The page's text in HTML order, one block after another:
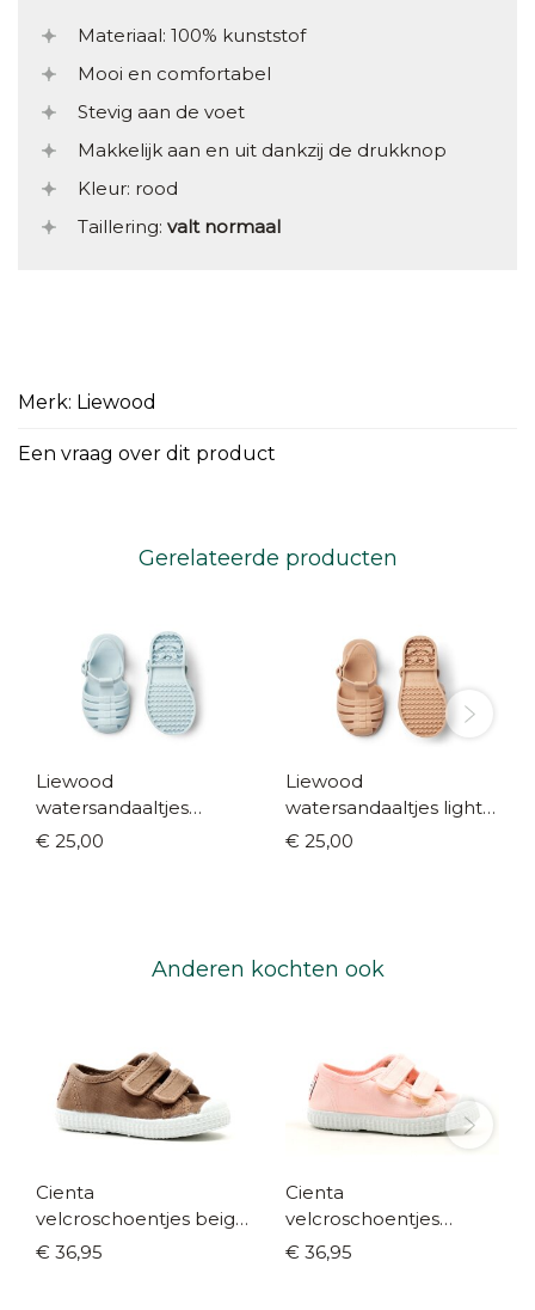
Materiaal: 100% kunststof
Mooi en comfortabel
Stevig aan de voet
Makkelijk aan en uit dankzij de drukknop
Kleur: rood
Taillering: valt normaal
Merk: Liewood
Een vraag over dit product
Gerelateerde producten
Liewood
watersandaaltjes
€ 25,00
Liewood
watersandaaltjes light
apricot (maat 19-31)
€ 25,00
Anderen kochten ook
Cienta
velcroschoentjes beige
(maat 21-35)
€ 36,95
Cienta
velcroschoentjes
pastelroze (maat 21-35)
€ 36,95